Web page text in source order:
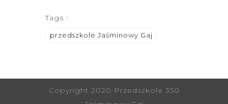
Tags :
przedszkole Jaśminowy Gaj
Copyright 2020 Przedszkole 350